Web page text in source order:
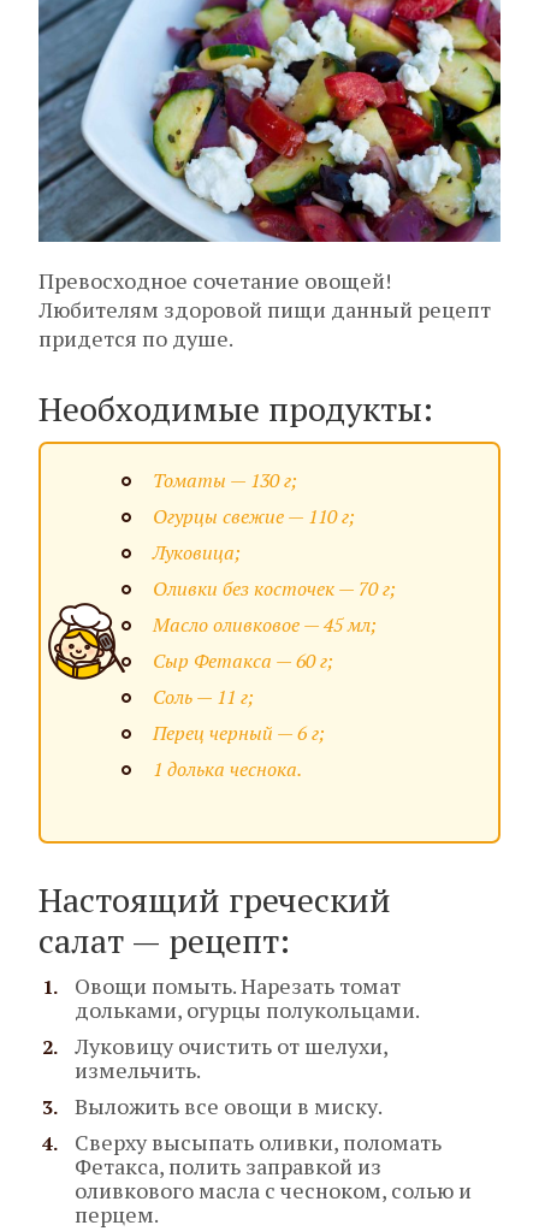
Превосходное сочетание овощей!
Любителям здоровой пищи данный рецепт
придется по душе.
Необходимые продукты:
Томаты — 130 г;
Огурцы свежие — 110 г;
Луковица;
Оливки без косточек — 70 г;
Масло оливковое — 45 мл;
Сыр Фетакса — 60 г;
Соль — 11 г;
Перец черный — 6 г;
1 долька чеснока.
Настоящий греческий
салат — рецепт:
Овощи помыть. Нарезать томат
дольками, огурцы полукольцами.
Луковицу очистить от шелухи,
измельчить.
Выложить все овощи в миску.
Сверху высыпать оливки, поломать
Фетакса, полить заправкой из
оливкового масла с чесноком, солью и
перцем.